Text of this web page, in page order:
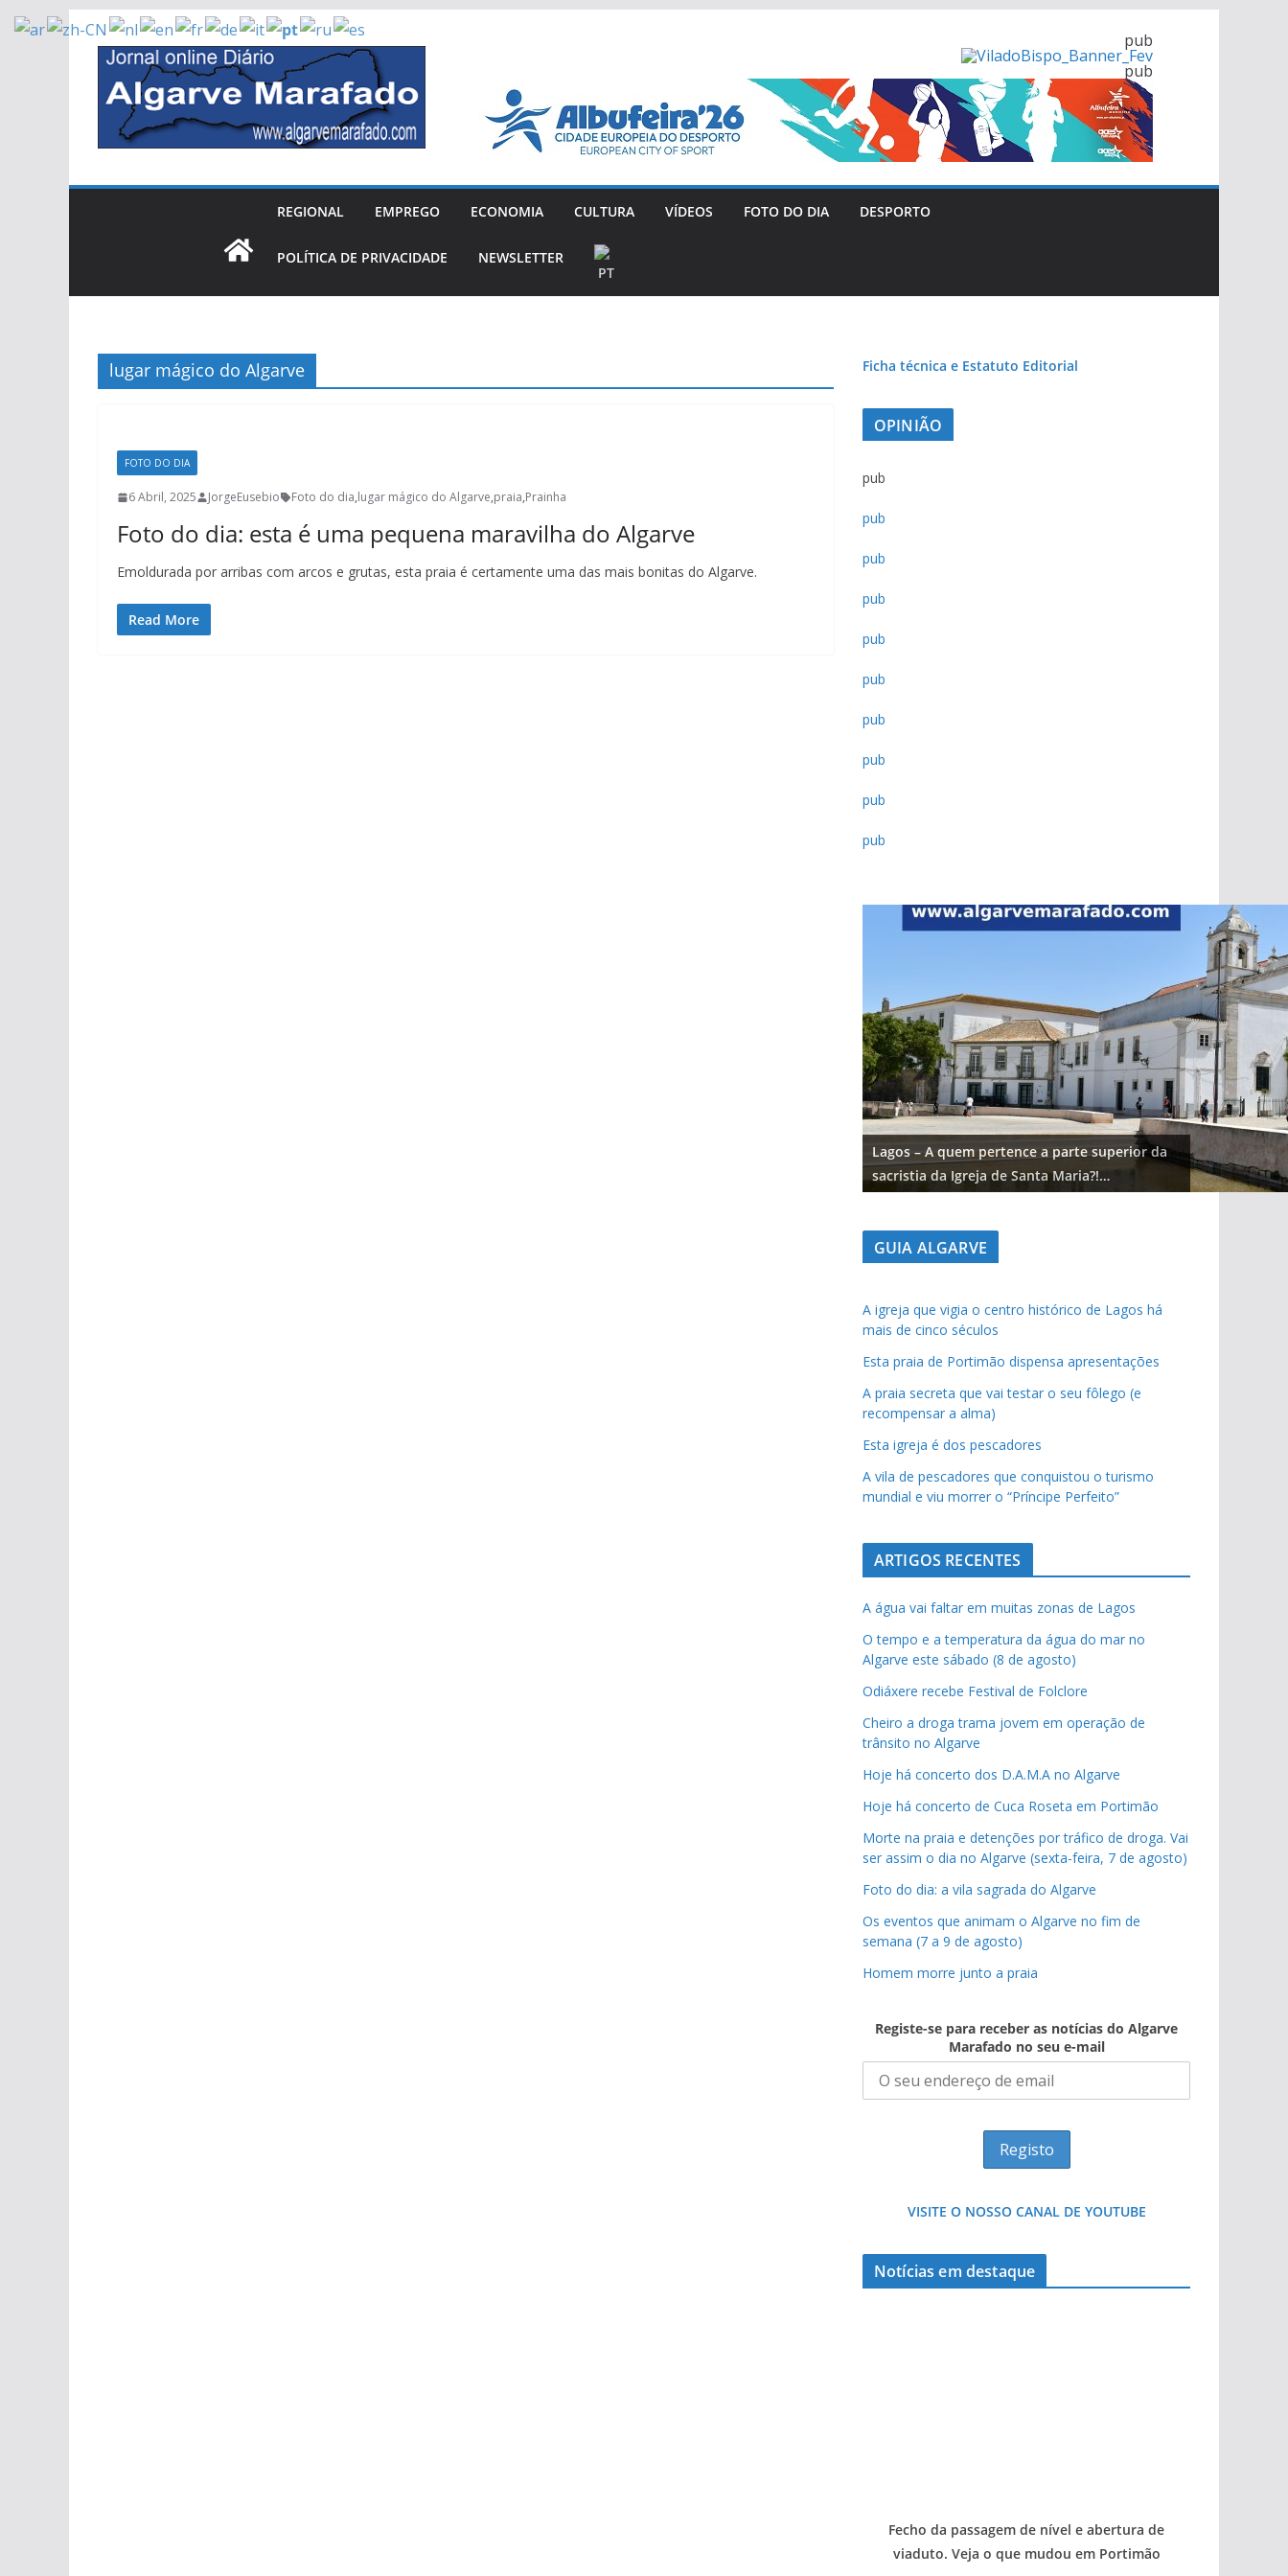
Skip
pub
pub
REGIONAL EMPREGO ECONOMIA CULTURA VÍDEOS FOTO DO DIA DESPORTO
POLÍTICA DE PRIVACIDADE NEWSLETTER
lugar mágico do Algarve
FOTO DO DIA
6 Abril, 2025 JorgeEusebio Foto do dia,lugar mágico do Algarve,praia,Prainha
Foto do dia: esta é uma pequena maravilha do Algarve
Emoldurada por arribas com arcos e grutas, esta praia é certamente uma das mais bonitas do Algarve.
Read More
Ficha técnica e Estatuto Editorial
OPINIÃO
pub
pub
pub
pub
pub
pub
pub
pub
pub
pub
Lagos – A quem pertence a parte superior da
sacristia da Igreja de Santa Maria?!…
GUIA ALGARVE
A igreja que vigia o centro histórico de Lagos há
mais de cinco séculos
Esta praia de Portimão dispensa apresentações
A praia secreta que vai testar o seu fôlego (e
recompensar a alma)
Esta igreja é dos pescadores
A vila de pescadores que conquistou o turismo
mundial e viu morrer o “Príncipe Perfeito”
ARTIGOS RECENTES
A água vai faltar em muitas zonas de Lagos
O tempo e a temperatura da água do mar no
Algarve este sábado (8 de agosto)
Odiáxere recebe Festival de Folclore
Cheiro a droga trama jovem em operação de
trânsito no Algarve
Hoje há concerto dos D.A.M.A no Algarve
Hoje há concerto de Cuca Roseta em Portimão
Morte na praia e detenções por tráfico de droga. Vai
ser assim o dia no Algarve (sexta-feira, 7 de agosto)
Foto do dia: a vila sagrada do Algarve
Os eventos que animam o Algarve no fim de
semana (7 a 9 de agosto)
Homem morre junto a praia
Registe-se para receber as notícias do Algarve
Marafado no seu e-mail
VISITE O NOSSO CANAL DE YOUTUBE
Notícias em destaque
Tapas do mar a 3 euros cada. Nova rota
gastronómica nasce no Algarve
Fecho da passagem de nível e abertura de
viaduto. Veja o que mudou em Portimão